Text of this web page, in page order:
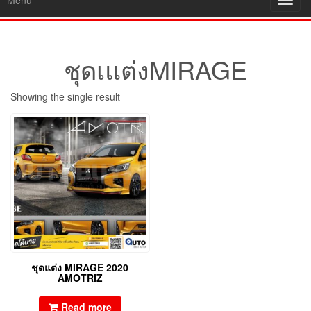
ชุดเแต่งMIRAGE
Showing the single result
ชุดแต่ง MIRAGE 2020
AMOTRIZ
Read more